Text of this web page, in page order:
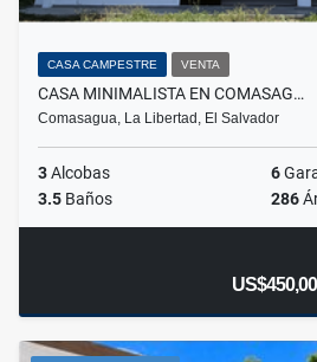
CASA CAMPESTRE VENTA
CASA MINIMALISTA EN COMASAG…
Comasagua, La Libertad, El Salvador
3Alcobas 6
3.5 Baños 286